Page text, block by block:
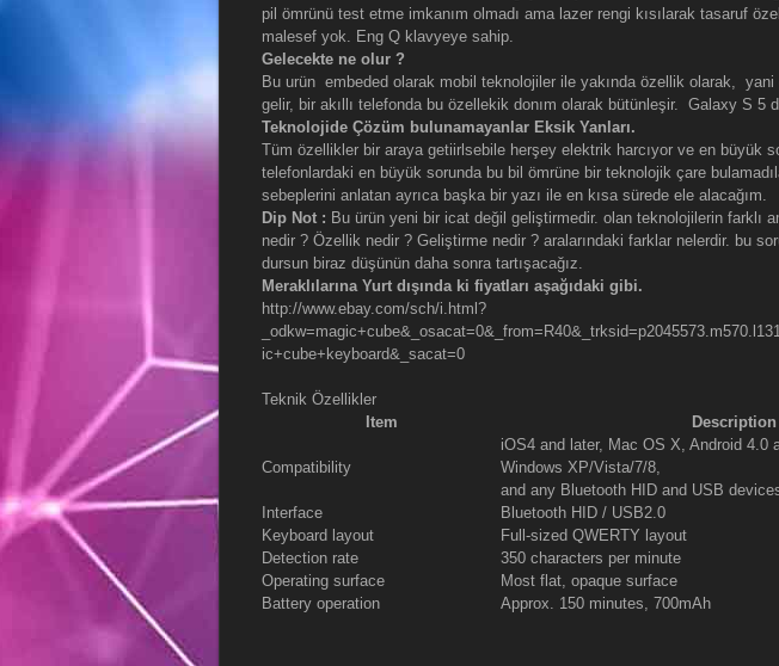
pil ömrünü test etme imkanım olmadı ama lazer rengi kısılarak tasaruf
malesef yok. Eng Q klavyeye sahip.
Gelecekte ne olur ?
Bu urün embeded olarak mobil teknolojiler ile yakında özellik olarak,
gelir, bir akıllı telefonda bu özellekik donım olarak bütünleşir. Galaxy S 5
Teknolojide Çözüm bulunamayanlar Eksik Yanları.
Tüm özellikler bir araya getiirlsebile herşey elektrik harcıyor ve en büyük
telefonlardaki en büyük sorunda bu bil ömrüne bir teknolojik çare
sebeplerini anlatan ayrıca başka bir yazı ile en kısa sürede ele alacağım.
Dip Not : Bu ürün yeni bir icat değil geliştirmedir. olan teknolojilerin farklı
nedir ? Özellik nedir ? Geliştirme nedir ? aralarındaki farklar nelerdir. bu
dursun biraz düşünün daha sonra tartışacağız.
Meraklılarına Yurt dışında ki fiyatları aşağıdaki gibi.
http://www.ebay.com/sch/i.html?
ic+cube+keyboard&_sacat=0
Teknik Özellikler
Item
Description
Compatibility
iOS4 and later, Mac OS X, Android 4.0
Windows XP/Vista/7/8,
and any Bluetooth HID and USB
Interface
Bluetooth HID / USB2.0
Keyboard layout
Full-sized QWERTY layout
Detection rate
350 characters per minute
Operating surface
Most flat, opaque surface
Battery operation
Approx. 150 minutes, 700mAh